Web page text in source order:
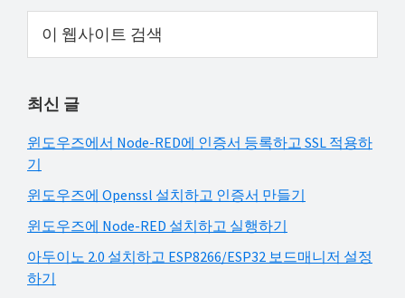
해
결
셔
Primary
Sidebar
트
색
최신 글
윈도우즈에서 Node-RED에 인증서 등록하고 SSL 적용하
기
윈도우즈에 Openssl 설치하고 인증서 만들기
윈도우즈에 Node-RED 설치하고 실행하기
아두이노 2.0 설치하고 ESP8266/ESP32 보드매니저 설정
하기